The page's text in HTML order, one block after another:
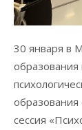
30 января в
образования
сессия